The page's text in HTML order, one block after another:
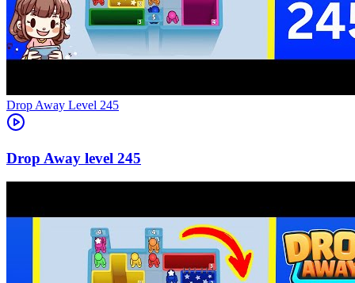
Level 245
245